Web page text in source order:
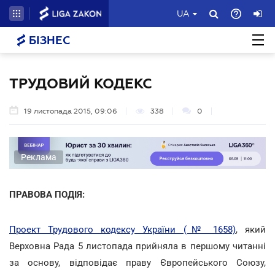
UA
БІЗНЕС
ТРУДОВИЙ КОДЕКС
19 листопада 2015, 09:06 338 0
Реклама
ПРАВОВА ПОДІЯ:
Проект Трудового кодексу України (№ 1658), який
Верховна Рада 5 листопада прийняла в першому читанні
за основу, відповідає праву Європейського Союзу,